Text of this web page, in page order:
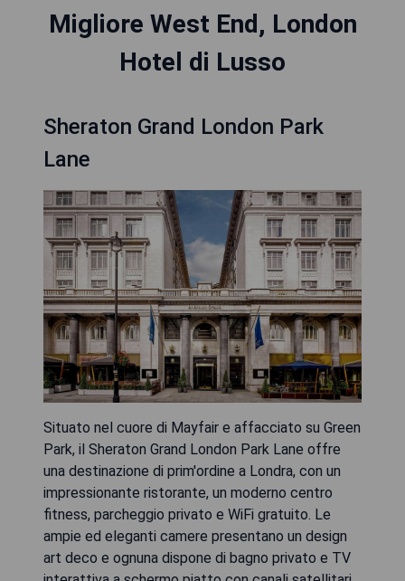
Migliore West End, London
Hotel di Lusso
Sheraton Grand London Park
Lane
Situato nel cuore di Mayfair e affacciato su Green
Park, il Sheraton Grand London Park Lane offre
una destinazione di prim'ordine a Londra, con un
impressionante ristorante, un moderno centro
fitness, parcheggio privato e WiFi gratuito. Le
ampie ed eleganti camere presentano un design
art deco e ognuna dispone di bagno privato e TV